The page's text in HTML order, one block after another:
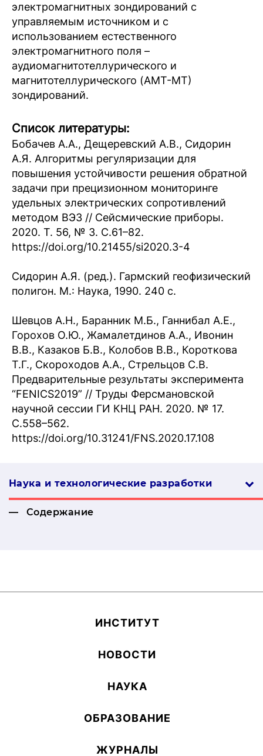
электромагнитных зондирований с
управляемым источником и с
использованием естественного
электромагнитного поля –
аудиомагнитотеллурического и
магнитотеллурического (АМТ-МТ)
зондирований.
Список литературы:
Бобачев А.А., Дещеревский А.В., Сидорин
А.Я. Алгоритмы регуляризации для
повышения устойчивости решения обратной
задачи при прецизионном мониторинге
удельных электрических сопротивлений
методом ВЭЗ // Сейсмические приборы.
2020. Т. 56, № 3. С.61–82.
https://doi.org/10.21455/si2020.3-4
Сидорин А.Я. (ред.). Гармский геофизический
полигон. М.: Наука, 1990. 240 с.
Шевцов А.Н., Баранник М.Б., Ганнибал А.Е.,
Горохов О.Ю., Жамалетдинов А.А., Ивонин
В.В., Казаков Б.В., Колобов В.В., Короткова
Т.Г., Скороходов А.А., Стрельцов С.В.
Предварительные результаты эксперимента
“FENICS2019” // Труды Ферсмановской
научной сессии ГИ КНЦ РАН. 2020. № 17.
С.558–562.
https://doi.org/10.31241/FNS.2020.17.108
Наука и технологические разработки
Содержание
ИН­СТИ­ТУТ
НОВОСТИ
НАУКА
ОБ­РА­ЗОВА­НИЕ
ЖУРНАЛЫ